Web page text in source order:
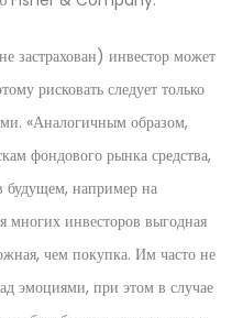
застрахован) инвестор может
рисковать следует только
«Аналогичным образом,
фондового рынка средства,
будущем, например на
многих инвесторов выгодная
чем покупка. Им часто не
эмоциями, при этом в случае